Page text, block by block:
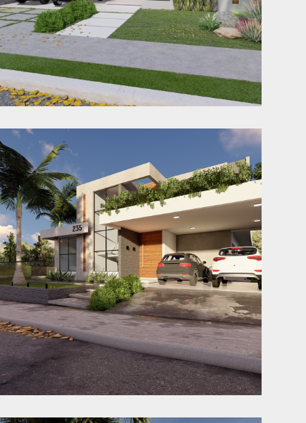
Casa VB
Jaraguá do Sul - SC
Casa NF
Jaraguá do Sul - SC